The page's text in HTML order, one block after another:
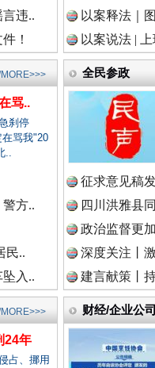
新闻网.
法纪网.
在线.
政网.中
新闻网.
“
高速路
违..
！
以案释法｜
以案说法 |
骂..
刹停
骂我"20
..
方..
民..
入..
全民参政
征求意见稿
四川洪雅县
政治监督更
深度关注丨
建言献策丨
24年
占、挪用
财经/企业公